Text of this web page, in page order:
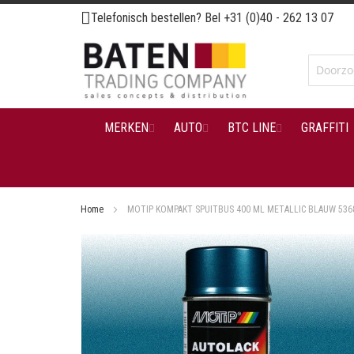
Ga
naar
de
inhoud
Telefonisch bestellen? Bel +31 (0)40 - 262 13 07
MERKEN AUTO BTC LINE GRAFFITI
Home MOTIP KOMPAKT SPUITBUS 400 ML METALLIC BLAUW
Ga
naar
het
einde
van
de
afbeeldingen-